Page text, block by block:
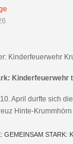
Kinderfeuerwehr
Kinderfeuerwehr
April durfte sich
Hinte-
GEMEINSAM STARK: